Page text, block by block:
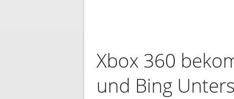
Xbox 360
und Bing